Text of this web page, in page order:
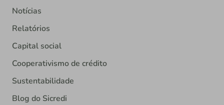
Notícias
Relatórios
Capital social
Cooperativismo de crédito
Sustentabilidade
Blog do Sicredi